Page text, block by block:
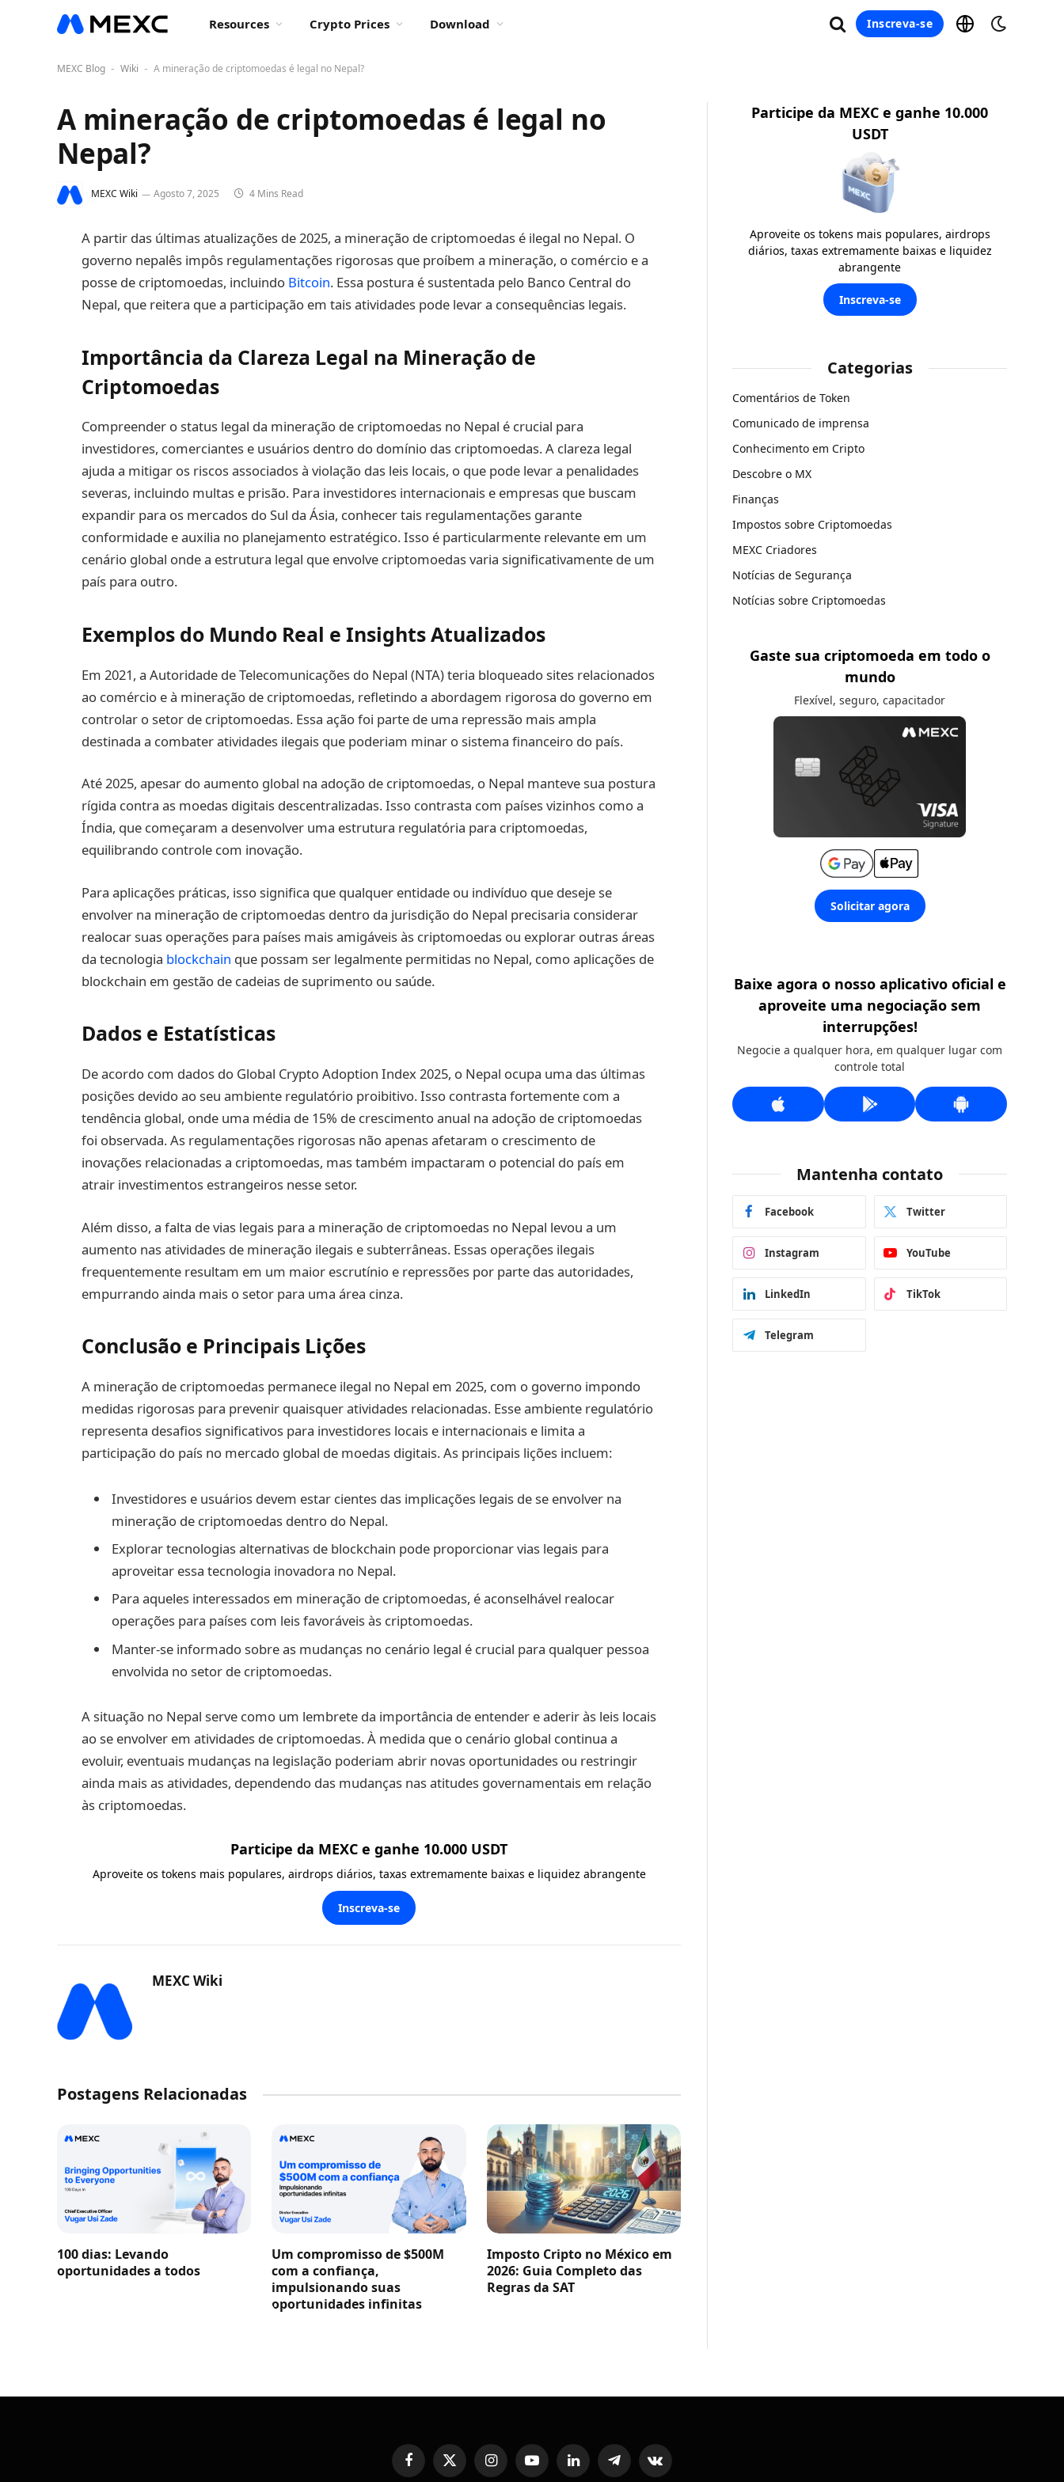
Resources Crypto Prices Download Inscreva-se
MEXC Blog - Wiki - A mineração de criptomoedas é legal no Nepal?
A mineração de criptomoedas é legal no
Nepal?
MEXC Wiki Agosto 7, 2025 4 Mins Read
A partir das últimas atualizações de 2025, a mineração de criptomoedas é ilegal no Nepal. O
governo nepalês impôs regulamentações rigorosas que proíbem a mineração, o comércio e a
posse de criptomoedas, incluindo Bitcoin. Essa postura é sustentada pelo Banco Central do
Nepal, que reitera que a participação em tais atividades pode levar a consequências legais.
Importância da Clareza Legal na Mineração de
Criptomoedas
Compreender o status legal da mineração de criptomoedas no Nepal é crucial para
investidores, comerciantes e usuários dentro do domínio das criptomoedas. A clareza legal
ajuda a mitigar os riscos associados à violação das leis locais, o que pode levar a penalidades
severas, incluindo multas e prisão. Para investidores internacionais e empresas que buscam
expandir para os mercados do Sul da Ásia, conhecer tais regulamentações garante
conformidade e auxilia no planejamento estratégico. Isso é particularmente relevante em um
cenário global onde a estrutura legal que envolve criptomoedas varia significativamente de um
país para outro.
Exemplos do Mundo Real e Insights Atualizados
Em 2021, a Autoridade de Telecomunicações do Nepal (NTA) teria bloqueado sites relacionados
ao comércio e à mineração de criptomoedas, refletindo a abordagem rigorosa do governo em
controlar o setor de criptomoedas. Essa ação foi parte de uma repressão mais ampla
destinada a combater atividades ilegais que poderiam minar o sistema financeiro do país.
Até 2025, apesar do aumento global na adoção de criptomoedas, o Nepal manteve sua postura
rígida contra as moedas digitais descentralizadas. Isso contrasta com países vizinhos como a
Índia, que começaram a desenvolver uma estrutura regulatória para criptomoedas,
equilibrando controle com inovação.
Para aplicações práticas, isso significa que qualquer entidade ou indivíduo que deseje se
envolver na mineração de criptomoedas dentro da jurisdição do Nepal precisaria considerar
realocar suas operações para países mais amigáveis às criptomoedas ou explorar outras áreas
da tecnologia blockchain que possam ser legalmente permitidas no Nepal, como aplicações de
blockchain em gestão de cadeias de suprimento ou saúde.
Dados e Estatísticas
De acordo com dados do Global Crypto Adoption Index 2025, o Nepal ocupa uma das últimas
posições devido ao seu ambiente regulatório proibitivo. Isso contrasta fortemente com a
tendência global, onde uma média de 15% de crescimento anual na adoção de criptomoedas
foi observada. As regulamentações rigorosas não apenas afetaram o crescimento de
inovações relacionadas a criptomoedas, mas também impactaram o potencial do país em
atrair investimentos estrangeiros nesse setor.
Além disso, a falta de vias legais para a mineração de criptomoedas no Nepal levou a um
aumento nas atividades de mineração ilegais e subterrâneas. Essas operações ilegais
frequentemente resultam em um maior escrutínio e repressões por parte das autoridades,
empurrando ainda mais o setor para uma área cinza.
Conclusão e Principais Lições
A mineração de criptomoedas permanece ilegal no Nepal em 2025, com o governo impondo
medidas rigorosas para prevenir quaisquer atividades relacionadas. Esse ambiente regulatório
representa desafios significativos para investidores locais e internacionais e limita a
participação do país no mercado global de moedas digitais. As principais lições incluem:
Investidores e usuários devem estar cientes das implicações legais de se envolver na
mineração de criptomoedas dentro do Nepal.
Explorar tecnologias alternativas de blockchain pode proporcionar vias legais para
aproveitar essa tecnologia inovadora no Nepal.
Para aqueles interessados em mineração de criptomoedas, é aconselhável realocar
operações para países com leis favoráveis às criptomoedas.
Manter-se informado sobre as mudanças no cenário legal é crucial para qualquer pessoa
envolvida no setor de criptomoedas.
A situação no Nepal serve como um lembrete da importância de entender e aderir às leis locais
ao se envolver em atividades de criptomoedas. À medida que o cenário global continua a
evoluir, eventuais mudanças na legislação poderiam abrir novas oportunidades ou restringir
ainda mais as atividades, dependendo das mudanças nas atitudes governamentais em relação
às criptomoedas.
Participe da MEXC e ganhe 10.000 USDT
Aproveite os tokens mais populares, airdrops diários, taxas extremamente baixas e liquidez abrangente
Inscreva-se
MEXC Wiki
Postagens Relacionadas
100 dias: Levando
oportunidades a todos
Um compromisso de $500M
com a confiança,
impulsionando suas
oportunidades infinitas
Imposto Cripto no México em
2026: Guia Completo das
Regras da SAT
Participe da MEXC e ganhe 10.000
USDT
Aproveite os tokens mais populares, airdrops
diários, taxas extremamente baixas e liquidez
abrangente
Inscreva-se
Categorias
Comentários de Token
Comunicado de imprensa
Conhecimento em Cripto
Descobre o MX
Finanças
Impostos sobre Criptomoedas
MEXC Criadores
Notícias de Segurança
Notícias sobre Criptomoedas
Gaste sua criptomoeda em todo o
mundo
Flexível, seguro, capacitador
Solicitar agora
Baixe agora o nosso aplicativo oficial e
aproveite uma negociação sem
interrupções!
Negocie a qualquer hora, em qualquer lugar com
controle total
Mantenha contato
Facebook Twitter
Instagram YouTube
LinkedIn TikTok
Telegram
FacebookX
InstagramYouTubeLinkedInTelegramVKontakte